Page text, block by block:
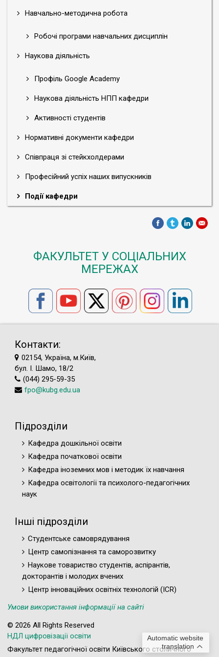
Навчально-методична робота
Робочі програми навчальних дисциплін
Наукова діяльність
Профіль Google Academy
Наукова діяльність НПП кафедри
Активності студентів
Нормативні документи кафедри
Співпраця зі стейкхолдерами
Професійний успіх наших випускників
Події кафедри
Automatic website
translation
ФАКУЛЬТЕТ У СОЦІАЛЬНИХ
МЕРЕЖАХ
Контакти:
02154, Україна, м.Київ,
бул. І. Шамо, 18/2
(044) 295-59-35
fpo@kubg.edu.ua
Підрозділи
Кафедра дошкільної освіти
Кафедра початкової освіти
Кафедра іноземних мов і методик їх навчання
Кафедра освітології та психолого-педагогічних
наук
Інші підрозділи
Студентське самоврядування
Центр самопізнання та саморозвитку
Наукове товариство студентів, аспірантів,
докторантів і молодих вчених
Центр інноваційних освітніх технологій (ICR)
Умови використання інформації на сайті
© 2026 All Rights Reserved
НДЛ цифровізації освіти
Факультет педагогічної освіти Київського столичного